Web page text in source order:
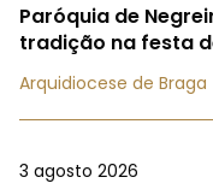
Paróquia de
tradição na festa
Arquidiocese de Braga
3 agosto 2026